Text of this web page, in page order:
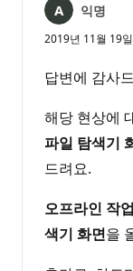
익명
2019년 11월 19
답변에 감사
해당 현상에
파일 탐색기
드려요.
오프라인 작
색기 화면을